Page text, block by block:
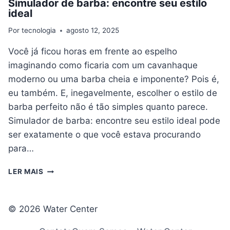
Simulador de barba: encontre seu estilo
ideal
Por tecnologia agosto 12, 2025
Você já ficou horas em frente ao espelho
imaginando como ficaria com um cavanhaque
moderno ou uma barba cheia e imponente? Pois é,
eu também. E, inegavelmente, escolher o estilo de
barba perfeito não é tão simples quanto parece.
Simulador de barba: encontre seu estilo ideal pode
ser exatamente o que você estava procurando
para…
LER MAIS SIMULADOR
SEU
© 2026 Water Center